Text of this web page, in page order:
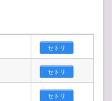
セトリ
セトリ
セトリ